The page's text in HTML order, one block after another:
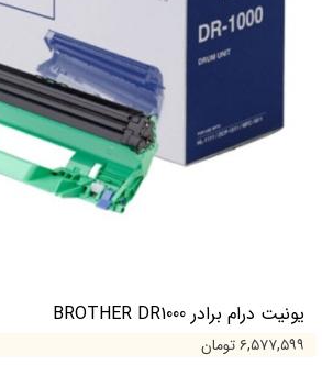
یونیت درام برادر BROTHER DR1000
۶,۵۷۷,۵۹۹ تومان